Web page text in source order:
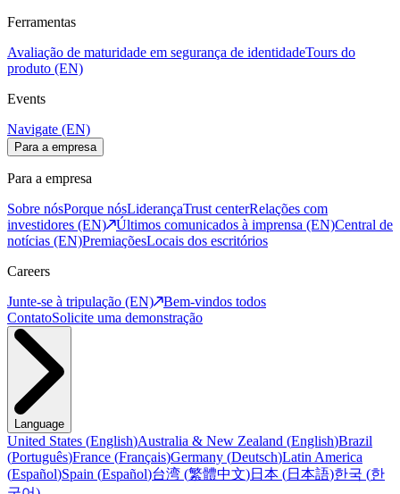
Ferramentas
Avaliação de maturidade em segurança de identidadeTours do
produto (EN)
Events
Navigate (EN)
Para a empresa
Para a empresa
Sobre nósPorque nósLiderançaTrust centerRelações com
investidores (EN)
Últimos comunicados à imprensa (EN)Central de
notícias (EN)PremiaçõesLocais dos escritórios
Careers
Junte-se à tripulação (EN)
Bem-vindos todos
ContatoSolicite uma demonstração
Language
United States (English)Australia & New Zealand (English)Brazil
(Português)France (Français)Germany (Deutsch)Latin America
(Español)Spain (Español)台湾 (繁體中文)日本 (日本語)한국 (한